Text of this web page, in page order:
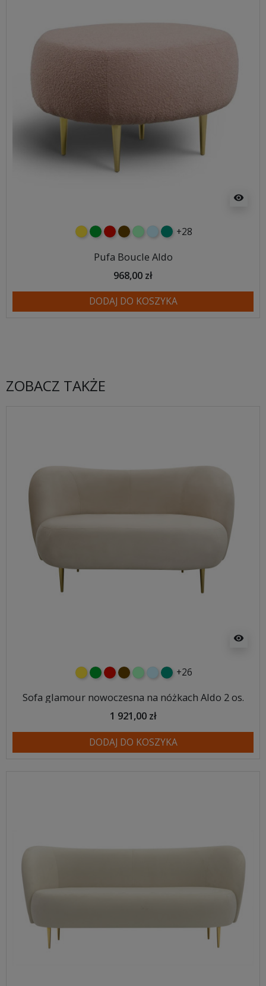
visibility
żółtyzielonyczerwony
czekoladowy
miętowybłękitny
turkusowy
+28
Pufa Boucle Aldo
968,00 zł
DODAJ DO KOSZYKA
ZOBACZ TAKŻE
visibility
żółtyzielonyczerwony
czekoladowy
miętowybłękitny
turkusowy
+26
Sofa glamour nowoczesna na nóżkach Aldo 2 os.
1 921,00 zł
DODAJ DO KOSZYKA